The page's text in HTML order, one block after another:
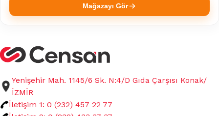
Mağazayı Gör
Yenişehir Mah. 1145/6 Sk. N:4/D Gıda Çarşısı Konak/
İZMİR
İletişim 1: 0 (232) 457 22 77